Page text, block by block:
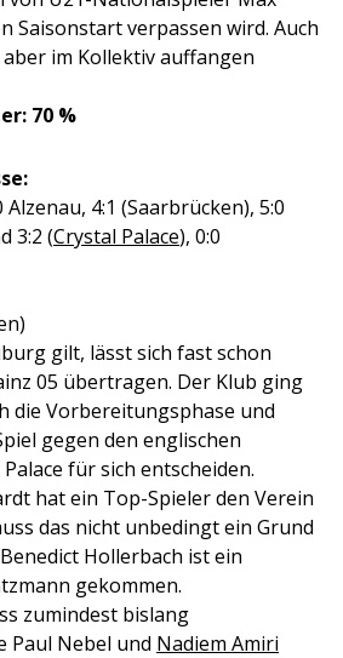
Saisonstart verpassen wird. Auch
im Kollektiv auffangen
70 %
Alzenau, 4:1 (Saarbrücken), 5:0
3:2 (Crystal Palace), 0:0
gilt, lässt sich fast schon
05 übertragen. Der Klub ging
die Vorbereitungsphase und
gegen den englischen
für sich entscheiden.
hat ein Top-Spieler den Verein
das nicht unbedingt ein Grund
Hollerbach ist ein
gekommen.
zumindest bislang
Paul Nebel und Nadiem Amiri